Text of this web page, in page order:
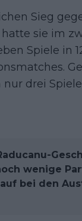
Sieg
hatte sie im
Spiele in
nur drei
wenige
bei den